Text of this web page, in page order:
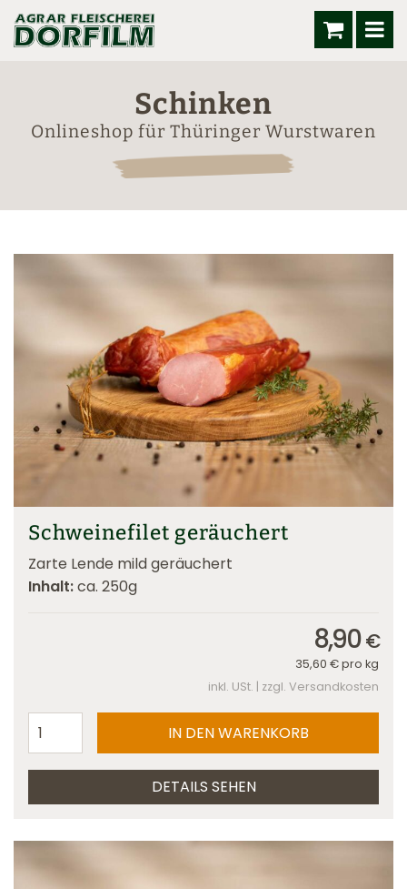
Schinken
Onlineshop für Thüringer Wurstwaren
Schweinefilet geräuchert
Zarte Lende mild geräuchert
Inhalt:ca. 250g
8,90€
35,60 €pro kg
inkl. USt. | zzgl. Versandkosten
DETAILS SEHEN